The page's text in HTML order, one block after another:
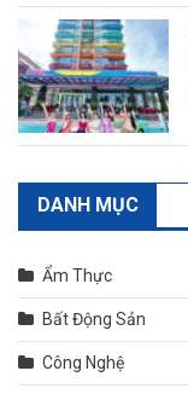
DANH MỤC
Ẩm Thực
Bất Động Sản
Công Nghệ